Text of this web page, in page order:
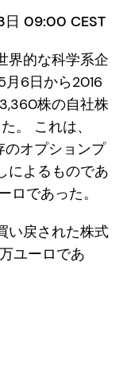
日 09:00 CEST
界的な科学系企
月6日から2016
株の自社株
。 これは、
のオプションプ
によるものであ
であった。
い戻された株式
ユーロであ